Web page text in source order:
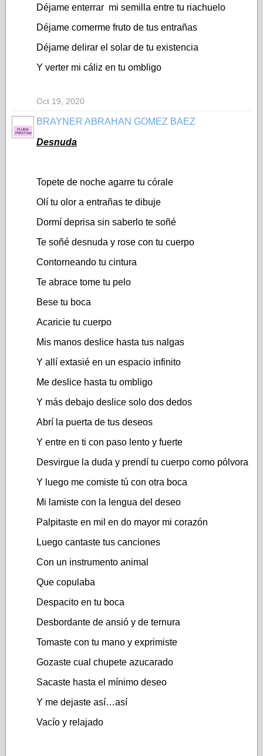
Déjame enterrar mi semilla entre tu riachuelo
Déjame comerme fruto de tus entrañas
Déjame delirar el solar de tu existencia
Y verter mi cáliz en tu ombligo
Oct 19, 2020
PLUMA
PRÍSTINA
BRAYNER ABRAHAN GOMEZ BAEZ
Desnuda
Topete de noche agarre tu córale
Olí tu olor a entrañas te dibuje
Dormí deprisa sin saberlo te soñé
Te soñé desnuda y rose con tu cuerpo
Contorneando tu cintura
Te abrace tome tu pelo
Bese tu boca
Acaricie tu cuerpo
Mis manos deslice hasta tus nalgas
Y allí extasié en un espacio infinito
Me deslice hasta tu ombligo
Y más debajo deslice solo dos dedos
Abrí la puerta de tus deseos
Y entre en ti con paso lento y fuerte
Desvirgue la duda y prendí tu cuerpo como pólvora
Y luego me comiste tú con otra boca
Mi lamiste con la lengua del deseo
Palpitaste en mil en do mayor mi corazón
Luego cantaste tus canciones
Con un instrumento animal
Que copulaba
Despacito en tu boca
Desbordante de ansió y de ternura
Tomaste con tu mano y exprimiste
Gozaste cual chupete azucarado
Sacaste hasta el mínimo deseo
Y me dejaste así…así
Vacío y relajado